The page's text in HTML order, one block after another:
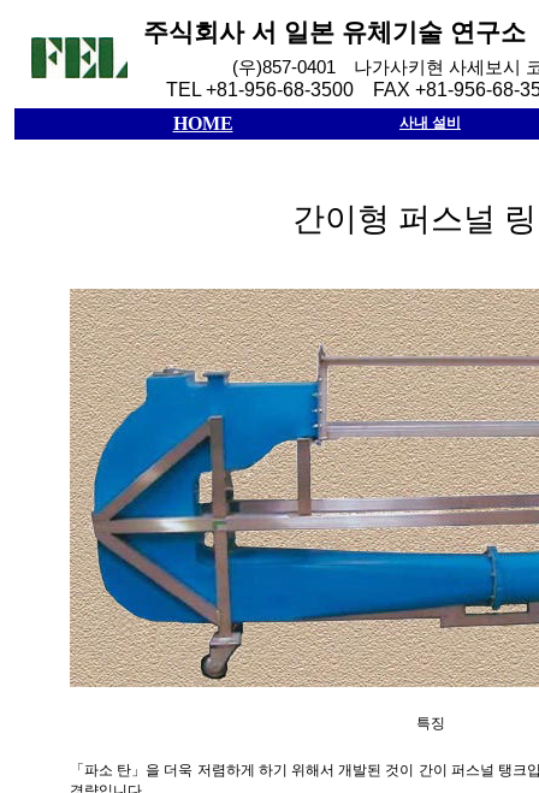
주식회사 서 일본 유체기술 연구소
(우)857-0401 나가사키현 사세보시
TEL +81-956-68-3500 FAX +81-956-68-
HOME
사내 설비
간이형 퍼스널
특징
「파소 탄」을 더욱 저렴하게 하기 위해서 개발된 것이 간이 퍼스널 탱크